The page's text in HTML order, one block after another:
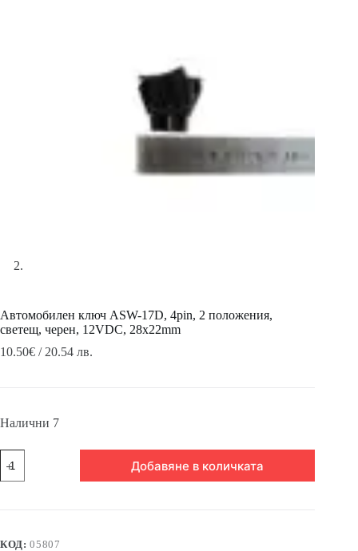
Автомобилен ключ ASW-17D, 4pin, 2 положения,
светещ, черен, 12VDC, 28x22mm
10.50€ / 20.54 лв.
Налични 7
за
Автомобилен
Добавяне в количката
КОД:05807